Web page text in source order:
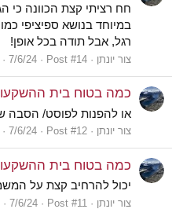
חח רציתי קצת הכוונה כי
במיוחד בנושא ספיציפי
רגל, אבל תודה בכל אופן!
צור יונתן Post #14
7/6/24
כמה בטוח בית
או להפנות לפוסט/ הסבה
צור יונתן Post #12
7/6/24
כמה בטוח בית
יכול להרחיב קצת על
צור יונתן Post #11
7/6/24